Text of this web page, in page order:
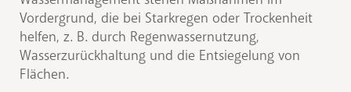
Vordergrund, die bei Starkregen oder Trockenheit
helfen, z. B. durch Regenwassernutzung,
Wasserzurückhaltung und die Entsiegelung von
Flächen.